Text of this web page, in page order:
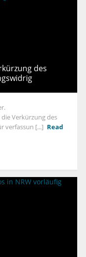
des
Verkürzung des
verfassun [...] Read